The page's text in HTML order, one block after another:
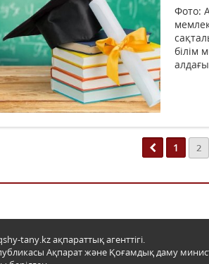
Фото:
білім
1 2
tany.kz ақпараттық агенттігі.
Ақпарат және Қоғамдық даму